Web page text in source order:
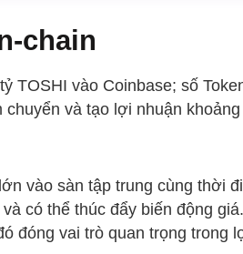
chain
TOSHI vào Coinbase; số
và tạo lợi nhuận
vào sàn tập trung cùng thời
có thể thúc đẩy biến động
đóng vai trò quan trọng trong